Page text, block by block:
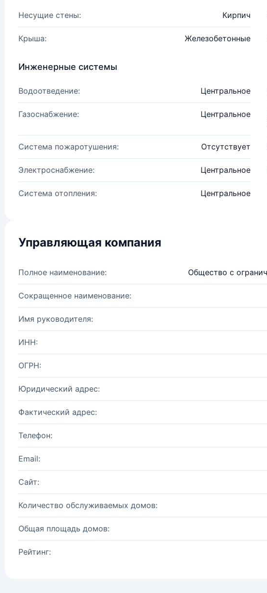
Несущие стены: Кирпич
Крыша: Железобетонные
Инженерные системы
Водоотведение: Центральное
Газоснабжение: Центральное
Система пожаротушения: Отсутствует
Электроснабжение: Центральное
Система отопления: Центральное
Управляющая компания
Полное наименование: Общество с
Сокращенное наименование:
Имя руководителя:
ИНН:
ОГРН:
Юридический адрес:
Фактический адрес:
Телефон:
Email:
Сайт:
Количество обслуживаемых домов:
Общая площадь домов:
Рейтинг: